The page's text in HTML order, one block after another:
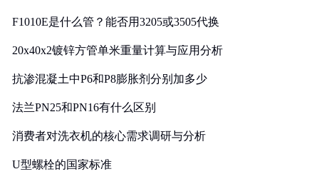
F1010E是什么管？能否用3205或3505代换
20x40x2镀锌方管单米重量计算与应用分析
抗渗混凝土中P6和P8膨胀剂分别加多少
法兰PN25和PN16有什么区别
消费者对洗衣机的核心需求调研与分析
U型螺栓的国家标准